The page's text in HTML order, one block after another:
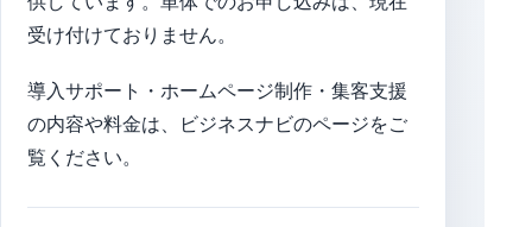
受け付けておりません。
導入サポート・ホームページ制作・集客支援
の内容や料金は、ビジネスナビのページをご
覧ください。